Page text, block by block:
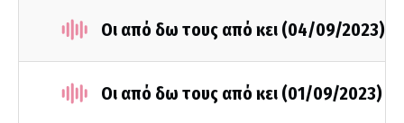
Οι από δω τους από κει (04/09/2023)
Οι από δω τους από κει (01/09/2023)